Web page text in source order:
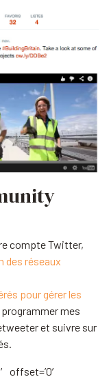
compte Twitter,
des réseaux
pour gérer les
mes
et suivre sur
offset=’0′